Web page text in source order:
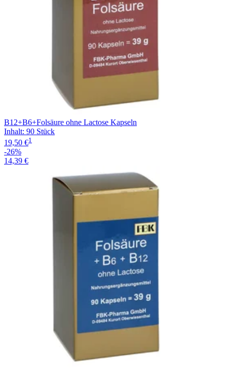
B12+B6+Folsäure ohne Lactose Kapseln
Inhalt: 90 Stück
19,50 €1
-26%
14,39 €